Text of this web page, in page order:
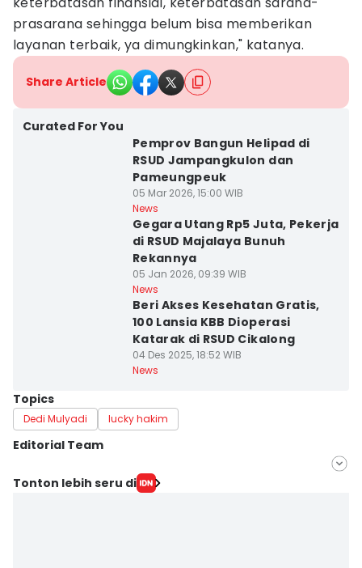
prasarana sehingga belum bisa memberikan
layanan terbaik, ya dimungkinkan," katanya.
Share Article
Curated For You
Pemprov Bangun Helipad di
RSUD Jampangkulon dan
Pameungpeuk
05 Mar 2026, 15:00 WIB
News
Gegara Utang Rp5 Juta, Pekerja
di RSUD Majalaya Bunuh
Rekannya
05 Jan 2026, 09:39 WIB
News
Beri Akses Kesehatan Gratis,
100 Lansia KBB Dioperasi
Katarak di RSUD Cikalong
04 Des 2025, 18:52 WIB
News
Topics
Dedi Mulyadi lucky hakim
Editorial Team
Editor
Tonton lebih seru di